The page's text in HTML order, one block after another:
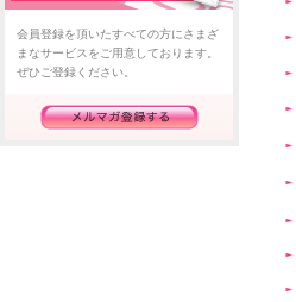
会員登録を頂いたすべての方にさまざ
まなサービスをご用意しております。
ぜひご登録ください。